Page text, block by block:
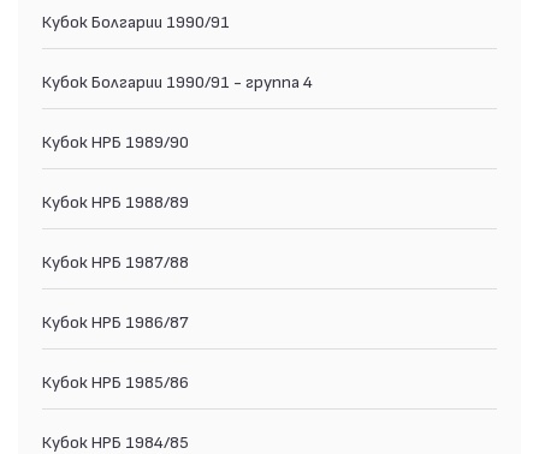
Кубок Болгарии 1990/91
Кубок Болгарии 1990/91 - группа 4
Кубок НРБ 1989/90
Кубок НРБ 1988/89
Кубок НРБ 1987/88
Кубок НРБ 1986/87
Кубок НРБ 1985/86
Кубок НРБ 1984/85